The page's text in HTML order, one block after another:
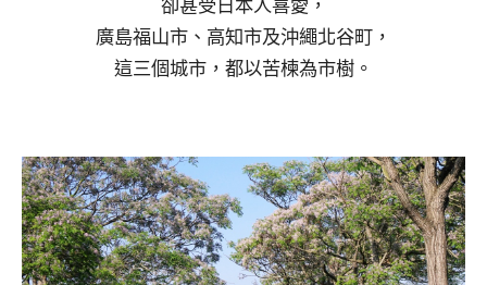
卻甚受日本人喜愛，
廣島福山市、高知市及沖繩北谷町，
這三個城市，都以苦楝為市樹。